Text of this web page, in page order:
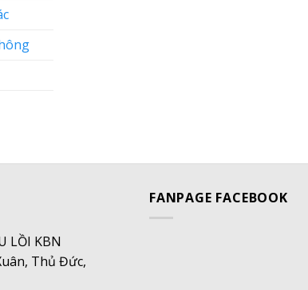
LỒI KBN
Thủ Đức,
FANPAGE FACEBOOK